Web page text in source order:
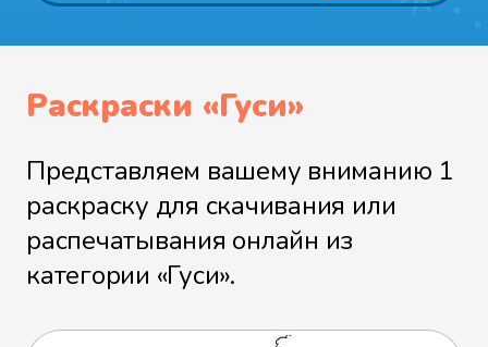
Раскраски «Гуси»
Представляем вашему вниманию 1
раскраску для скачивания или
распечатывания онлайн из
категории «Гуси».